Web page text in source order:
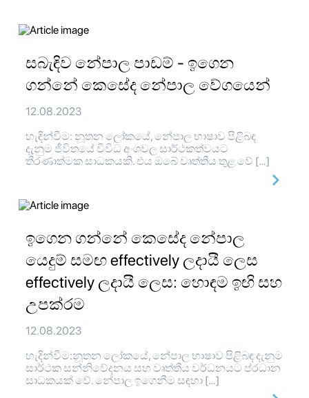
සබැඳිව නේපාල පාඩම් - ඉගෙන
ගන්නේ කෙසේද නේපාල වේගයෙන්
12.08.2023
හැඳින්වීම: නූතන ලෝකයේ, නේපාල භාෂාව පිළිබඳ
දැනුම ජීවිතයේ විවිධ අංශවල සාර්ථකත්වයට
තීරණාත්මක සාධකයකි. එය ඔබේ වෘත්තිය තුළ වේ […]
ඉගෙන ගන්නේ කෙසේද නේපාල
යෙදුම් සමඟ effectively ලදායී ලෙස
effectively ලදායී ලෙස: හොඳම ඉඟි සහ
උපක්රම
12.08.2023
හැදින්වීම:නූතන ලෝකයේ, නේපාල භාෂාව පිළිබඳ දැනුම
සාර්ථක සන්නිවේදනය සහ වෘත්තීය වර්ධනයට ප්රධාන
සාධකයක් වේ. නේපාල ඉගෙනීම සඳහා […]